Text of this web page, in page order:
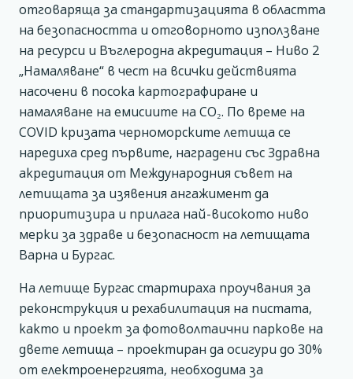
отговаряща за стандартизацията в областта
на безопасността и отговорното използване
на ресурси и Въглеродна акредитация – Ниво 2
„Намаляване“ в чест на всички действията
насочени в посока картографиране и
намаляване на емисиите на CO₂. По време на
COVID кризата черноморските летища се
наредиха сред първите, наградени със Здравна
акредитация от Международния съвет на
летищата за изявения ангажимент да
приоритизира и прилага най-високото ниво
мерки за здраве и безопасност на летищата
Варна и Бургас.
На летище Бургас стартираха проучвания за
реконструкция и рехабилитация на пистата,
както и проект за фотоволтаични паркове на
двете летища – проектиран да осигури до 30%
от електроенергията, необходима за